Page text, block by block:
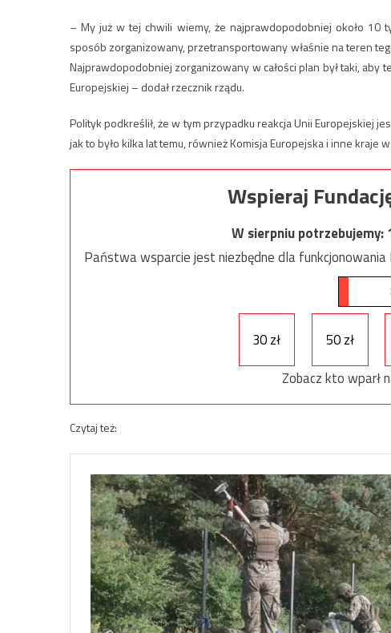
– My już w tej chwili wiemy, że najprawdopodobniej około 10
sposób zorganizowany, przetransportowany właśnie na teren
Najprawdopodobniej zorganizowany w całości plan był taki, aby
Europejskiej – dodał rzecznik rządu.
Polityk podkreślił, że w tym przypadku reakcja Unii Europejskiej
jak to było kilka lat temu, również Komisja Europejska i inne kraje
Wspieraj
W sierpniu potrzebujemy:
Państwa wsparcie jest niezbędne dla funkcjonowania
30 zł 50 zł
Zobacz kto wparł
Czytaj też: